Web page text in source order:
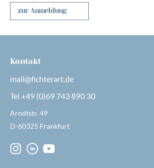
zur Anmeldung
Kontakt
mail@fichterart.de
Tel +49 (0)69 743 890 30
Arndtstr. 49
D-60325 Frankfurt